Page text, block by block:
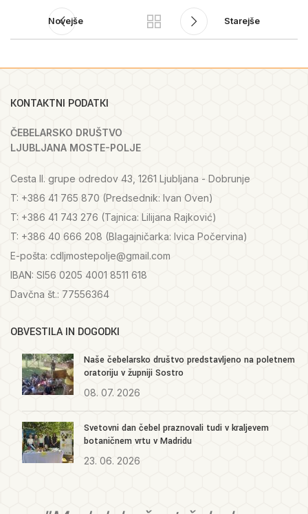
Novejše Starejše
KONTAKTNI PODATKI
ČEBELARSKO DRUŠTVO
LJUBLJANA MOSTE-POLJE
Cesta II. grupe odredov 43, 1261 Ljubljana - Dobrunje
T: +386 41 765 870 (Predsednik: Ivan Oven)
T: +386 41 743 276 (Tajnica: Lilijana Rajković)
T: +386 40 666 208 (Blagajničarka: Ivica Počervina)
E-pošta: cdljmostepolje@gmail.com
IBAN: SI56 0205 4001 8511 618
Davčna št.: 77556364
OBVESTILA IN DOGODKI
Naše čebelarsko društvo predstavljeno na poletnem
oratoriju v župniji Sostro
08. 07. 2026
Svetovni dan čebel praznovali tudi v kraljevem
botaničnem vrtu v Madridu
23. 06. 2026